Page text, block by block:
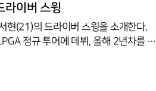
라이버 스윙
현(21)의 드라이버 스윙을 소개한다.
정규 투어에 데뷔, 올해 2년차를 맞
서 리더보드 최상단에 이름을 올리는